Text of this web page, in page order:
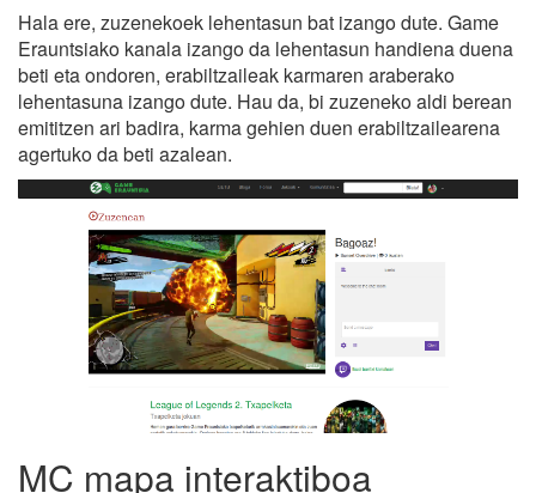
Hala ere, zuzenekoek lehentasun bat izango dute. Game
Erauntsiako kanala izango da lehentasun handiena duena
beti eta ondoren, erabiltzaileak karmaren araberako
lehentasuna izango dute. Hau da, bi zuzeneko aldi berean
emititzen ari badira, karma gehien duen erabiltzailearena
agertuko da beti azalean.
MC mapa interaktiboa